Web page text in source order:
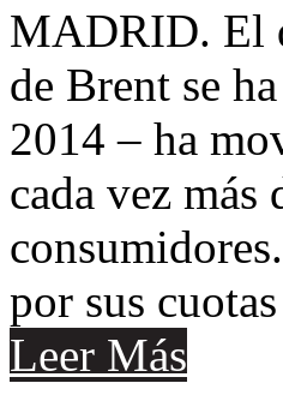
MADRID. El
de Brent se
2014 – ha
cada vez
por sus
Leer Más